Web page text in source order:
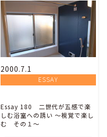
2000.7.1
ESSAY
Essay 180 二世代が五感で楽
しむ浴室への誘い ～視覚で楽し
む その１～